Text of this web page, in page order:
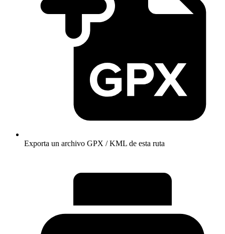
Exporta un archivo GPX / KML de esta ruta